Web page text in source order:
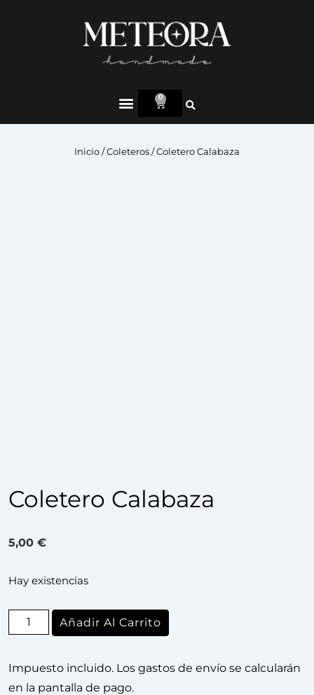
0
Inicio/Coleteros/ Coletero Calabaza
Coletero Calabaza
5,00 €
Hay existencias
Añadir Al Carrito
Impuesto incluido. Los gastos de envío se calcularán
en la pantalla de pago.